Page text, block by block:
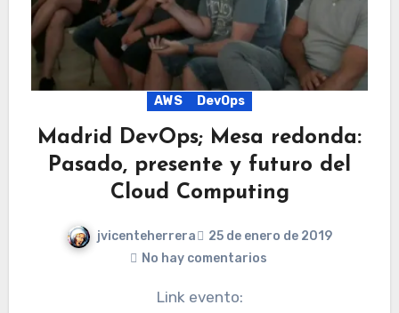
AWS DevOps
Madrid DevOps; Mesa redonda:
Pasado, presente y futuro del
Cloud Computing
jvicenteherrera
25 de enero de 2019
No hay comentarios
Link evento: